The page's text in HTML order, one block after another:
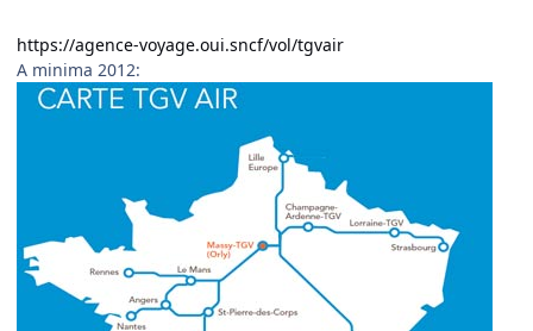
https://agence-voyage.oui.sncf/vol/tgvair
A minima 2012: